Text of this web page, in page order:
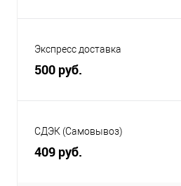
Экспресс доставка
500 руб.
СДЭК (Самовывоз)
409 руб.